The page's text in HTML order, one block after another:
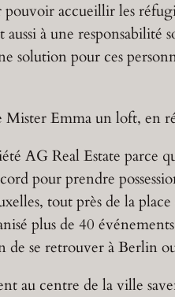
accueillir les
à une responsabilité
solution pour ces
Mister Emma un loft, en
AG Real Estate
pour prendre
tout près de la
plus de 40
de se retrouver à Berlin
au centre de la ville